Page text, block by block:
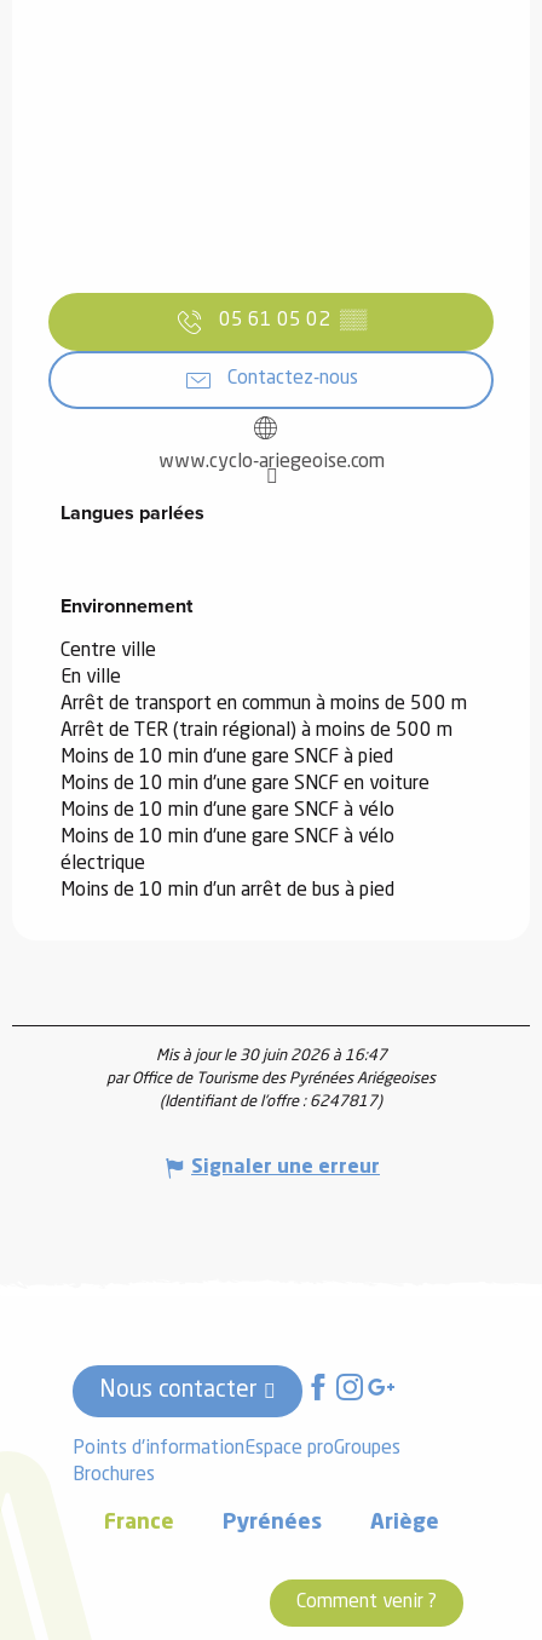
05 61 05 02 ▒▒
Contactez-nous
www.cyclo-ariegeoise.com
Langues parlées
Langues parlées
Environnement
Environnement
Centre ville
En ville
Arrêt de transport en commun à moins de 500 m
Arrêt de TER (train régional) à moins de 500 m
Moins de 10 min d'une gare SNCF à pied
Moins de 10 min d'une gare SNCF en voiture
Moins de 10 min d'une gare SNCF à vélo
Moins de 10 min d'une gare SNCF à vélo
électrique
Moins de 10 min d’un arrêt de bus à pied
Mis à jour le 30 juin 2026 à 16:47
par Office de Tourisme des Pyrénées Ariégeoises
(Identifiant de l'offre : 6247817)
Signaler une erreur
Nous contacter
Points d'informationEspace proGroupes
Brochures
France Pyrénées Ariège
Comment venir ?